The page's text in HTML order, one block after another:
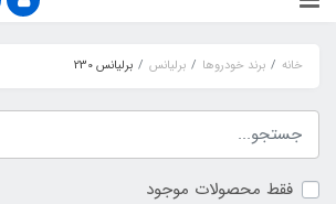
خانه برند خودروها برلیانس برلیانس 230
فقط محصولات موجود